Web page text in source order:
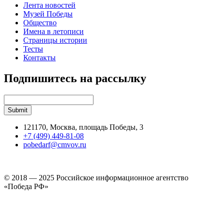
Лента новостей
Музей Победы
Общество
Имена в летописи
Страницы истории
Тесты
Контакты
Подпишитесь на рассылку
121170, Москва, площадь Победы, 3
+7 (499) 449-81-08
pobedarf@cmvov.ru
© 2018 — 2025 Российское информационное агентство
«Победа РФ»